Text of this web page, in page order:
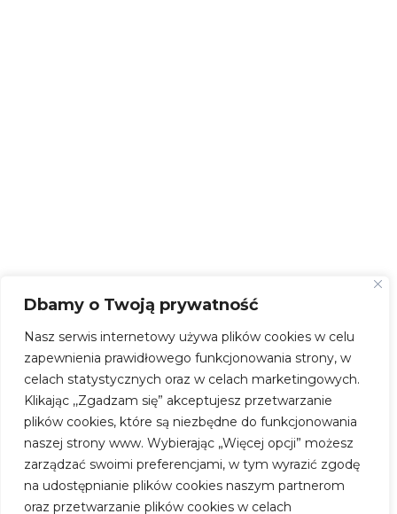
Dbamy o Twoją prywatność
Nasz serwis internetowy używa plików cookies w celu
zapewnienia prawidłowego funkcjonowania strony, w
celach statystycznych oraz w celach marketingowych.
Klikając ,,Zgadzam się” akceptujesz przetwarzanie
plików cookies, które są niezbędne do funkcjonowania
naszej strony www. Wybierając „Więcej opcji” możesz
zarządzać swoimi preferencjami, w tym wyrazić zgodę
na udostępnianie plików cookies naszym partnerom
oraz przetwarzanie plików cookies w celach